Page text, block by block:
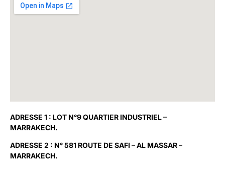
ADRESSE 1 : LOT N°9 QUARTIER INDUSTRIEL –
MARRAKECH.
ADRESSE 2 : N° 581 ROUTE DE SAFI – AL MASSAR –
MARRAKECH.